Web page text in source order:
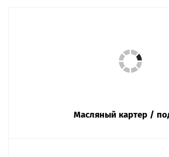
Масляный картер /